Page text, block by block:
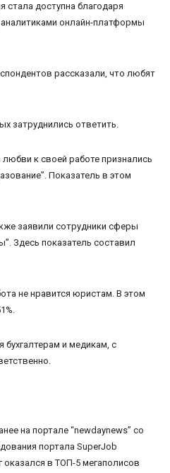
доступна благодаря
онлайн-платформы
рассказали, что любят
затруднились ответить.
к своей работе признались
Показатель в этом
заявили сотрудники сферы
Здесь показатель составил
не нравится юристам. В этом
бухгалтерам и медикам, с
на портале “newdaynews” со
портала SuperJob
оказался в ТОП-5 мегаполисов